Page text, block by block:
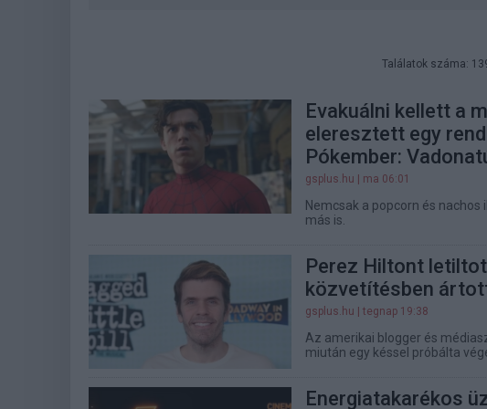
Találatok száma:
Evakuálni kellett a
eleresztett egy
Pókember:
gsplus.hu | ma 06:01
Nemcsak a popcorn és
más is.
Perez Hiltont
közvetítésben
gsplus.hu | tegnap 19:38
Az amerikai blogger és
miután egy késsel próbálta
Energiatakarékos